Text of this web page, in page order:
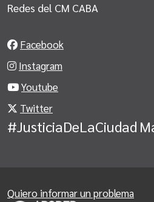
Redes del CM CABA
Facebook
Instagram
Youtube
Twitter
#JusticiaDeLaCiudad
Quiero informar un problema